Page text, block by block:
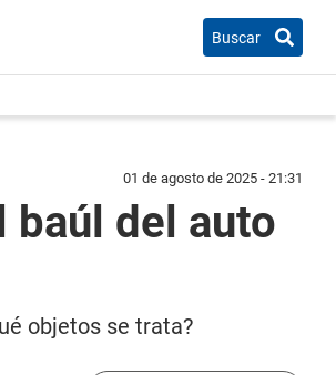
Buscar
01 de agosto de 2025 - 21:31
baúl del auto
objetos se trata?